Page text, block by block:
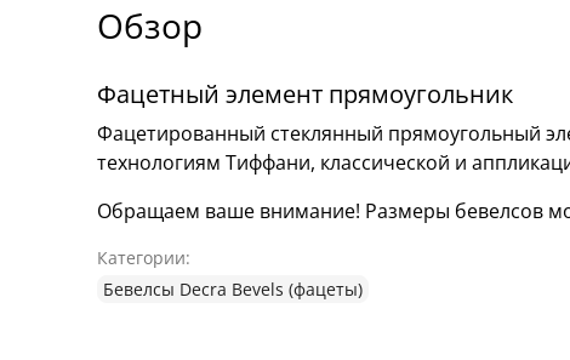
Обзор
Фацетный элемент прямоугольник
Фацетированный стеклянный прямоугольный
технологиям Тиффани, классической и
Обращаем ваше внимание! Размеры бевелсов
Категории:
Бевелсы Decra Bevels (фацеты)